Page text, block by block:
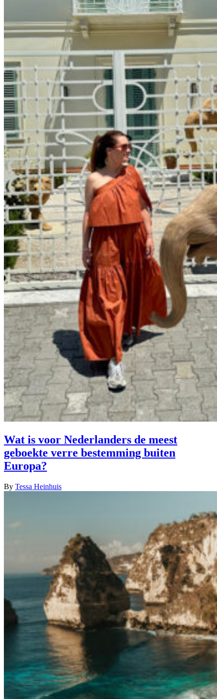
Wat is voor Nederlanders de meest
geboekte verre bestemming buiten
Europa?
By Tessa Heinhuis